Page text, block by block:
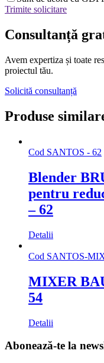
Trimite solicitare
Consultanță
Avem expertiza și toate
proiectul tău.
Solicită consultanță
Produse
Cod SANTOS - 62
Blender
pentru
– 62
Detalii
Cod SANTOS-
MIXER
54
Detalii
Abonează-te la